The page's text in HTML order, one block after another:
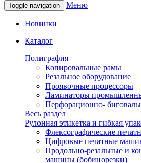
Toggle navigation Меню
Новинки
Каталог
Полиграфия
Копировальные рамы
Резальное оборудование
Проявочные процессоры
Ламинаторы
Перфорационно-
Весь раздел
Рулонная этикетка и гибкая
Флексографические
Цифровые печатные
Продольно-резальные и
машины (бобинорезки)